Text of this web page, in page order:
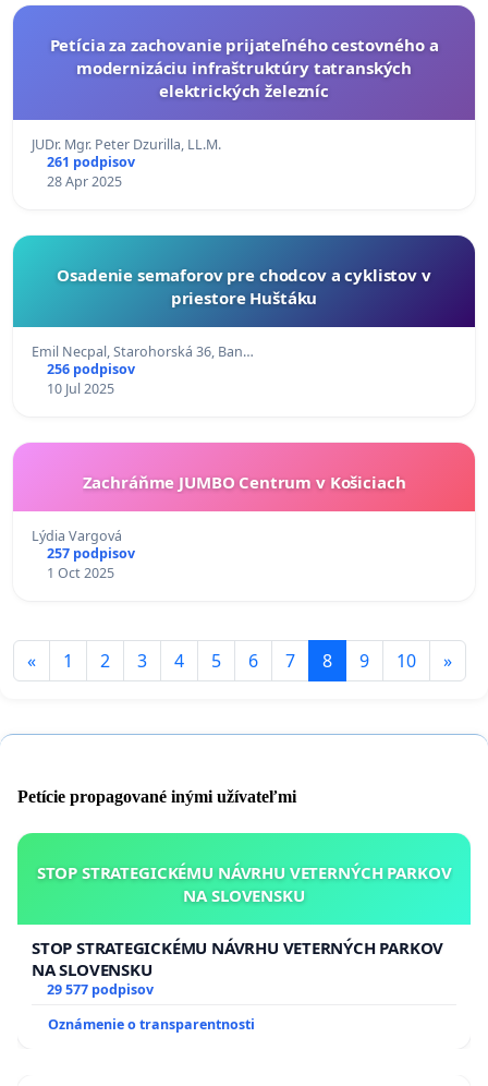
Petícia za zachovanie prijateľného cestovného a
modernizáciu infraštruktúry tatranských
elektrických železníc
JUDr. Mgr. Peter Dzurilla, LL.M.
261 podpisov
28 Apr 2025
Osadenie semaforov pre chodcov a cyklistov v
priestore Huštáku
Emil Necpal, Starohorská 36, Ban…
256 podpisov
10 Jul 2025
Zachráňme JUMBO Centrum v Košiciach
Lýdia Vargová
257 podpisov
1 Oct 2025
« 1 2 3 4 5 6 7 8 9 10 »
Petície propagované inými užívateľmi
STOP STRATEGICKÉMU NÁVRHU VETERNÝCH PARKOV
NA SLOVENSKU
STOP STRATEGICKÉMU NÁVRHU VETERNÝCH PARKOV
NA SLOVENSKU
29 577 podpisov
Oznámenie o transparentnosti